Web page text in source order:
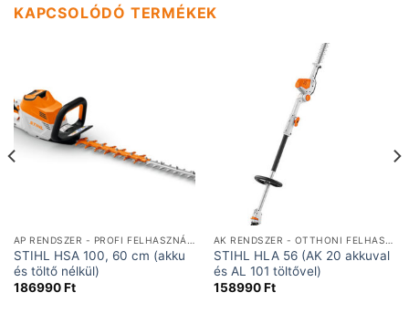
KAPCSOLÓDÓ TERMÉKEK
STIHL HSA 100, 60 cm (akku
és töltő nélkül)
186990Ft
STIHL HLA 56 (AK 20 akkuval
és AL 101 töltővel)
158990Ft